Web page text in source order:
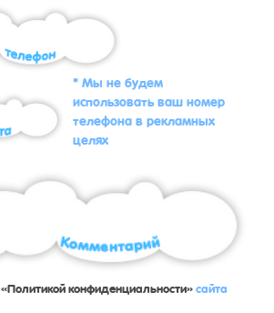
* Мы не будем
использовать ваш номер
телефона в рекламных
целях
«Политикой конфиденциальности»сайта